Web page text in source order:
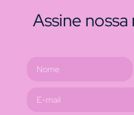
Assine